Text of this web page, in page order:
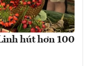
hút hơn 100